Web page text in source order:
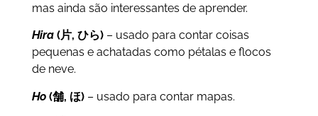
mas ainda são interessantes de aprender.
Hira(片, ひら)– usado para contar coisas
pequenas e achatadas como pétalas e flocos
de neve.
Ho(舗, ほ) – usado para contar mapas.